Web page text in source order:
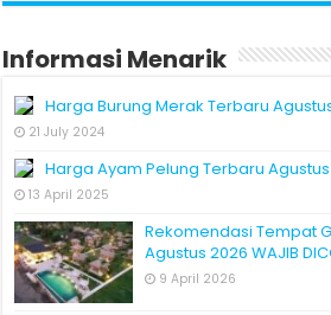
Informasi Menarik
Harga Burung Merak Terbaru
21 July 2024
Harga Ayam Pelung Terbaru
13 April 2025
Rekomendasi Tempat
Agustus 2026 WAJIB
9 April 2026